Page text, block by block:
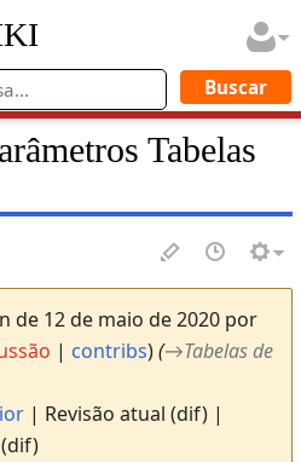
Tabelas
de 12 de maio de 2020 por
| contribs)(→Tabelas de
| Revisão atual (dif) |